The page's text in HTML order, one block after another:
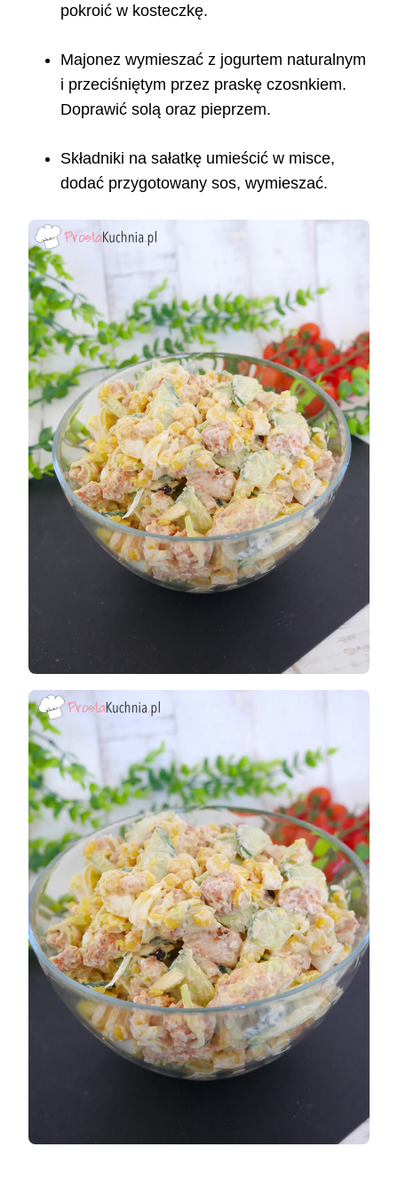
pokroić w kosteczkę.
Majonez wymieszać z jogurtem naturalnym
i przeciśniętym przez praskę czosnkiem.
Doprawić solą oraz pieprzem.
Składniki na sałatkę umieścić w misce,
dodać przygotowany sos, wymieszać.